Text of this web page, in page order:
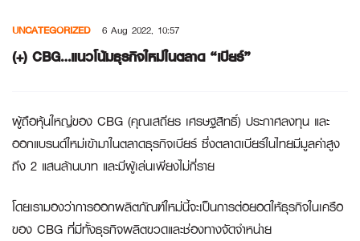
content
UNCATEGORIZED 6 Aug 2022, 10:57
(+) CBG…แนวโน้มธุรกิจใหม่ในตลาด “เบียร์”
ผู้ถือหุ้นใหญ่ของ CBG (คุณเสถียร เศรษฐสิทธิ์) ประกาศลงทุน และ
ออกแบรนด์ใหม่เข้ามาในตลาดธุรกิจเบียร์ ซึ่งตลาดเบียร์ในไทยมีมูลค่าสูง
ถึง 2 แสนล้านบาท และมีผู้เล่นเพียงไม่กี่ราย
โดยเรามองว่าการออกผลิตภัณฑ์ใหม่นี้จะเป็นการต่อยอดให้ธุรกิจในเครือ
ของ CBG ที่มีทั้งธุรกิจผลิตขวดและช่องทางจัดจำหน่าย